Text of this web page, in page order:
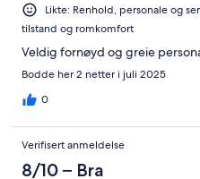
Likte: Renhold, personale og
tilstand og romkomfort
Veldig fornøyd og greie
Bodde her 2 netter i juli 2025
0
Verifisert anmeldelse
8/10 – Bra